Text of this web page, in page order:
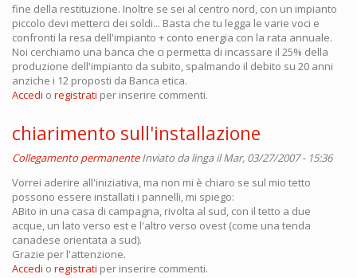
fine della restituzione. Inoltre se sei al centro nord, con un impianto
piccolo devi metterci dei soldi... Basta che tu legga le varie voci e
confronti la resa dell'impianto + conto energia con la rata annuale.
Noi cerchiamo una banca che ci permetta di incassare il 25% della
produzione dell'impianto da subito, spalmando il debito su 20 anni
anziche i 12 proposti da Banca etica.
Accedi o registrati per inserire commenti.
chiarimento sull'installazione
Collegamento permanente Inviato dalingail Mar, 03/27/2007 - 15:36
Vorrei aderire all'iniziativa, ma non mi è chiaro se sul mio tetto
possono essere installati i pannelli, mi spiego:
ABito in una casa di campagna, rivolta al sud, con il tetto a due
acque, un lato verso est e l'altro verso ovest (come una tenda
canadese orientata a sud).
Grazie per l'attenzione.
Accedi o registrati per inserire commenti.